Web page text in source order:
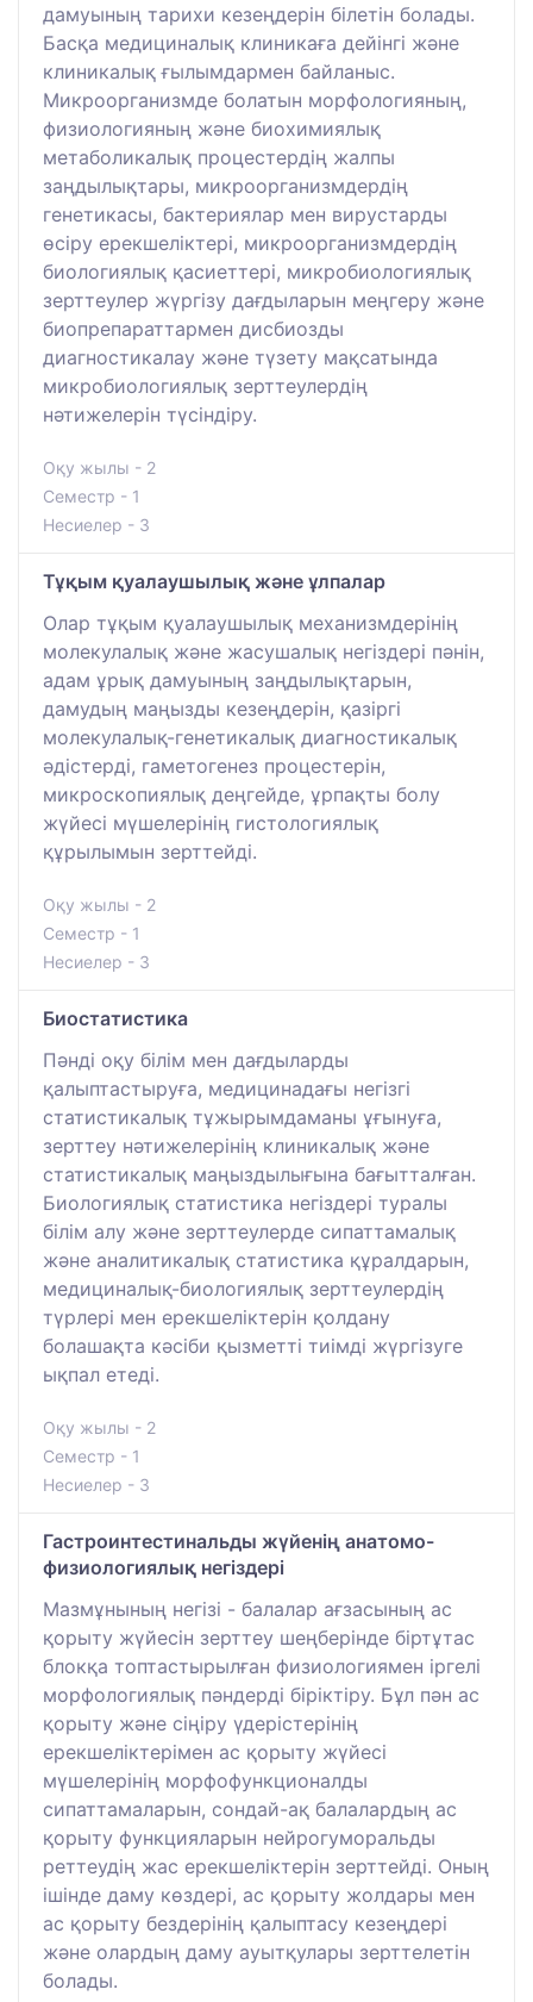
дамуының тарихи кезеңдерін білетін болады.
Басқа медициналық клиникаға дейінгі және
клиникалық ғылымдармен байланыс.
Микроорганизмде болатын морфологияның,
физиологияның және биохимиялық
метаболикалық процестердің жалпы
заңдылықтары, микроорганизмдердің
генетикасы, бактериялар мен вирустарды
өсіру ерекшеліктері, микроорганизмдердің
биологиялық қасиеттері, микробиологиялық
зерттеулер жүргізу дағдыларын меңгеру және
биопрепараттармен дисбиозды
диагностикалау және түзету мақсатында
микробиологиялық зерттеулердің
нәтижелерін түсіндіру.
Оқу жылы - 2
Семестр - 1
Несиелер - 3
Тұқым қуалаушылық және ұлпалар
Олар тұқым қуалаушылық механизмдерінің
молекулалық және жасушалық негіздері пәнін,
адам ұрық дамуының заңдылықтарын,
дамудың маңызды кезеңдерін, қазіргі
молекулалық-генетикалық диагностикалық
әдістерді, гаметогенез процестерін,
микроскопиялық деңгейде, ұрпақты болу
жүйесі мүшелерінің гистологиялық
құрылымын зерттейді.
Оқу жылы - 2
Семестр - 1
Несиелер - 3
Биостатистика
Пәнді оқу білім мен дағдыларды
қалыптастыруға, медицинадағы негізгі
статистикалық тұжырымдаманы ұғынуға,
зерттеу нәтижелерінің клиникалық және
статистикалық маңыздылығына бағытталған.
Биологиялық статистика негіздері туралы
білім алу және зерттеулерде сипаттамалық
және аналитикалық статистика құралдарын,
медициналық-биологиялық зерттеулердің
түрлері мен ерекшеліктерін қолдану
болашақта кәсіби қызметті тиімді жүргізуге
ықпал етеді.
Оқу жылы - 2
Семестр - 1
Несиелер - 3
Гастроинтестинальды жүйенің анатомо-
физиологиялық негіздері
Мазмұнының негізі - балалар ағзасының ас
қорыту жүйесін зерттеу шеңберінде біртұтас
блокқа топтастырылған физиологиямен іргелі
морфологиялық пәндерді біріктіру. Бұл пән ас
қорыту және сіңіру үдерістерінің
ерекшеліктерімен ас қорыту жүйесі
мүшелерінің морфофункционалды
сипаттамаларын, сондай-ақ балалардың ас
қорыту функцияларын нейрогуморальды
реттеудің жас ерекшеліктерін зерттейді. Оның
ішінде даму көздері, ас қорыту жолдары мен
ас қорыту бездерінің қалыптасу кезеңдері
және олардың даму ауытқулары зерттелетін
болады.